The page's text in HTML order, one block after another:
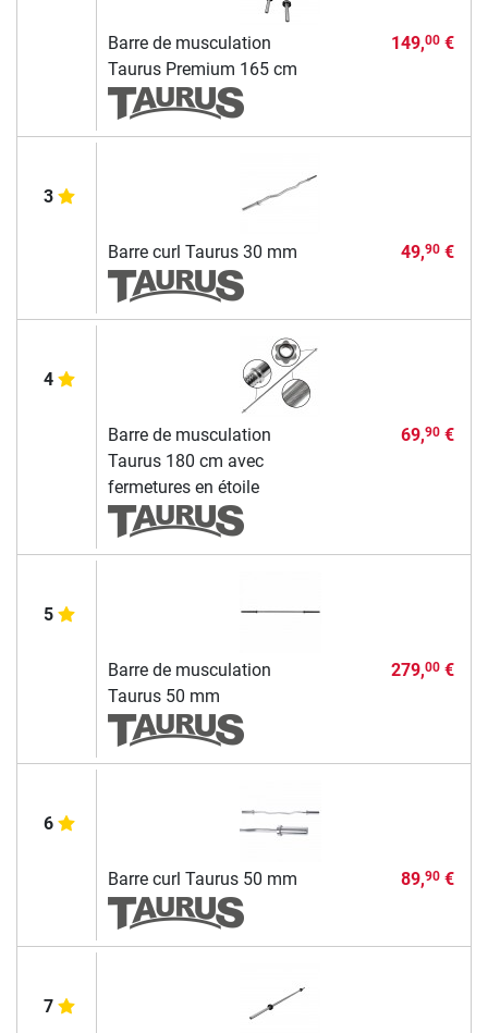
Barre de musculation
Taurus Premium 165 cm
149,00€
3
Barre curl Taurus 30 mm 49,90€
4
Barre de musculation
Taurus 180 cm avec
fermetures en étoile
69,90€
5
Barre de musculation
Taurus 50 mm
279,00€
6
Barre curl Taurus 50 mm 89,90€
7